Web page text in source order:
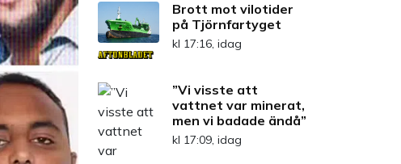
Brott mot vilotider
på Tjörnfartyget
kl 17:16, idag
”Vi visste att
vattnet var minerat,
men vi badade ändå”
kl 17:09, idag